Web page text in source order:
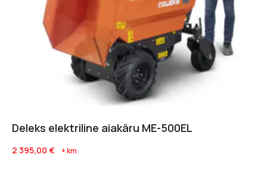
Deleks elektriline aiakäru ME-500EL
2 395,00 € + km